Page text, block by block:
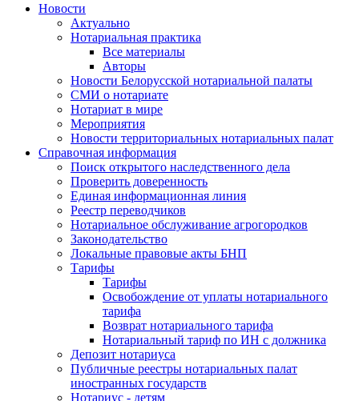
Новости
Актуально
Нотариальная практика
Все материалы
Авторы
Новости Белорусской нотариальной палаты
СМИ о нотариате
Нотариат в мире
Мероприятия
Новости территориальных нотариальных палат
Справочная информация
Поиск открытого наследственного дела
Проверить доверенность
Единая информационная линия
Реестр переводчиков
Нотариальное обслуживание агрогородков
Законодательство
Локальные правовые акты БНП
Тарифы
Тарифы
Освобождение от уплаты нотариального
тарифа
Возврат нотариального тарифа
Нотариальный тариф по ИН с должника
Депозит нотариуса
Публичные реестры нотариальных палат
иностранных государств
Нотариус - детям